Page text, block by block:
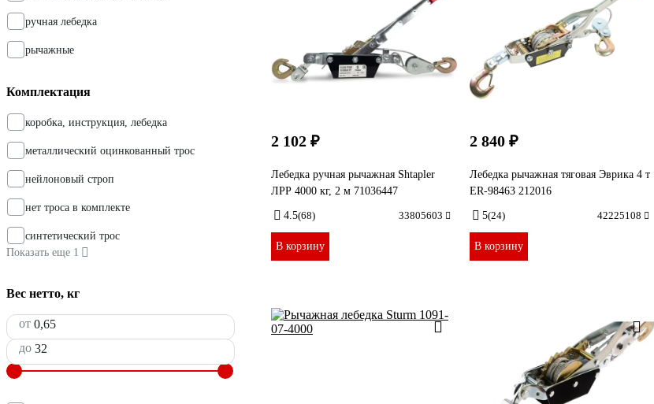
ручная лебедка
рычажные
Комплектация
коробка, инструкция, лебедка
металлический оцинкованный трос
нейлоновый строп
нет троса в комплекте
синтетический трос
Показать еще 1
Вес нетто, кг
от
до
2 102 ₽
Лебедка ручная рычажная Shtapler
ЛРР 4000 кг, 2 м 71036447
4.5(68) 33805603
В корзину
2 840 ₽
Лебедка рычажная тяговая Эврика 4 т
ER-98463 212016
5(24) 42225108
В корзину